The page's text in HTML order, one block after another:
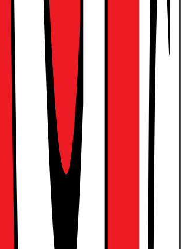
använd dess värde som delbetalning mot en ny
enhet.
Beräkna ditt inbytesvärde
inte tillgänglig
klubbmedlemmar
octa-core SoC
av din telefon med rätt
ett brett utbud av abonnemang från Telia,